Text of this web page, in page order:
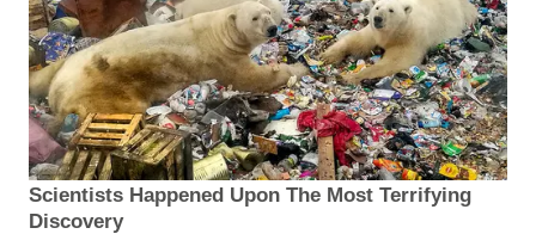
Scientists Happened Upon The Most Terrifying
Discovery